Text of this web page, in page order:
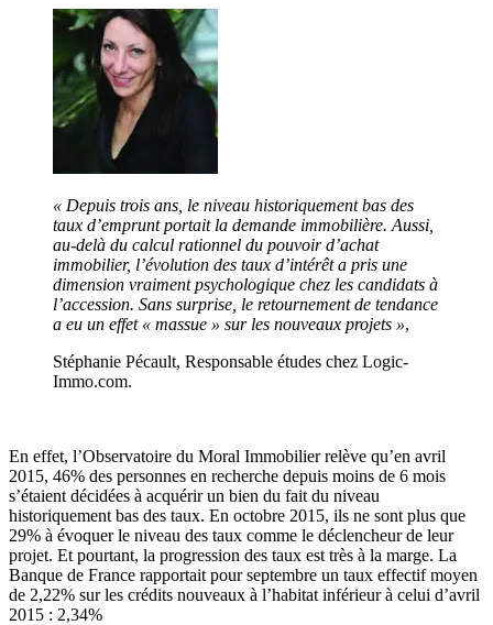
« Depuis trois ans, le niveau historiquement bas des
taux d’emprunt portait la demande immobilière. Aussi,
au-delà du calcul rationnel du pouvoir d’achat
immobilier, l’évolution des taux d’intérêt a pris une
dimension vraiment psychologique chez les candidats à
l’accession. Sans surprise, le retournement de tendance
a eu un effet « massue » sur les nouveaux projets »,
Stéphanie Pécault, Responsable études chez Logic-
Immo.com.
En effet, l’Observatoire du Moral Immobilier relève qu’en avril
2015, 46% des personnes en recherche depuis moins de 6 mois
s’étaient décidées à acquérir un bien du fait du niveau
historiquement bas des taux. En octobre 2015, ils ne sont plus que
29% à évoquer le niveau des taux comme le déclencheur de leur
projet. Et pourtant, la progression des taux est très à la marge. La
Banque de France rapportait pour septembre un taux effectif moyen
de 2,22% sur les crédits nouveaux à l’habitat inférieur à celui d’avril
2015 : 2,34%